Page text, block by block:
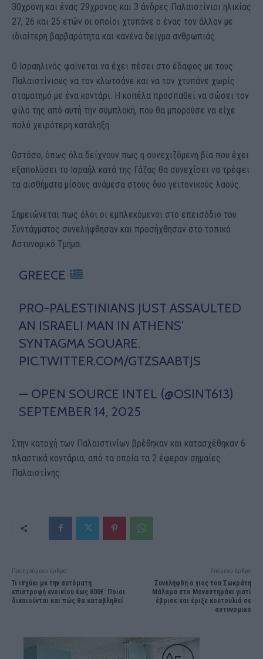
30χρονη και ένας 29χρονος και 3 άνδρες Παλαιστίνιοι ηλικίας
27, 26 και 25 ετών οι οποίοι χτυπάνε ο ένας τον άλλον με
ιδιαίτερη βαρβαρότητα και κανένα δείγμα ανθρωπιάς.
Ο Ισραηλινός φαίνεται να έχει πέσει στο έδαφος με τους
Παλαιστίνιους να τον κλωτσάνε και να τον χτυπάνε χωρίς
σταματημό με ένα κοντάρι. Η κοπέλα προσπαθεί να σώσει τον
φίλο της από αυτή την συμπλοκή, που θα μπορούσε να είχε
πολύ χειρότερη κατάληξη.
Ωστόσο, όπως όλα δείχνουν πως η συνεχιζόμενη βία που έχει
εξαπολύσει το Ισραήλ κατά της Γάζας θα συνεχίσει να τρέφει
τα αισθήματα μίσους ανάμεσα στους δυο γειτονικούς λαούς.
Σημειώνεται πως όλοι οι εμπλεκόμενοι στο επεισόδιο του
Συντάγματος συνελήφθησαν και προσήχθησαν στο τοπικό
Αστυνομικό Τμήμα.
GREECE
PRO-PALESTINIANS JUST ASSAULTED
AN ISRAELI MAN IN ATHENS’
SYNTAGMA SQUARE.
PIC.TWITTER.COM/GTZSAABTJS
— OPEN SOURCE INTEL (@OSINT613)
SEPTEMBER 14, 2025
Στην κατοχή των Παλαιστινίων βρέθηκαν και κατασχέθηκαν 6
πλαστικά κοντάρια, από τα οποία τα 2 έφεραν σημαίες
Παλαιστίνης.
Προηγούμενο άρθρο
Τι ισχύει με την αυτόματη
επιστροφή ενοικίου έως 800€: Ποιοι
δικαιούνται και πώς θα καταβληθεί
Επόμενο άρθρο
Συνελήφθη o γιος του Σωκράτη
Μάλαμα στο Μοναστηράκι γιατί
έβρισε και έριξε κουτουλιά σε
αστυνομικό